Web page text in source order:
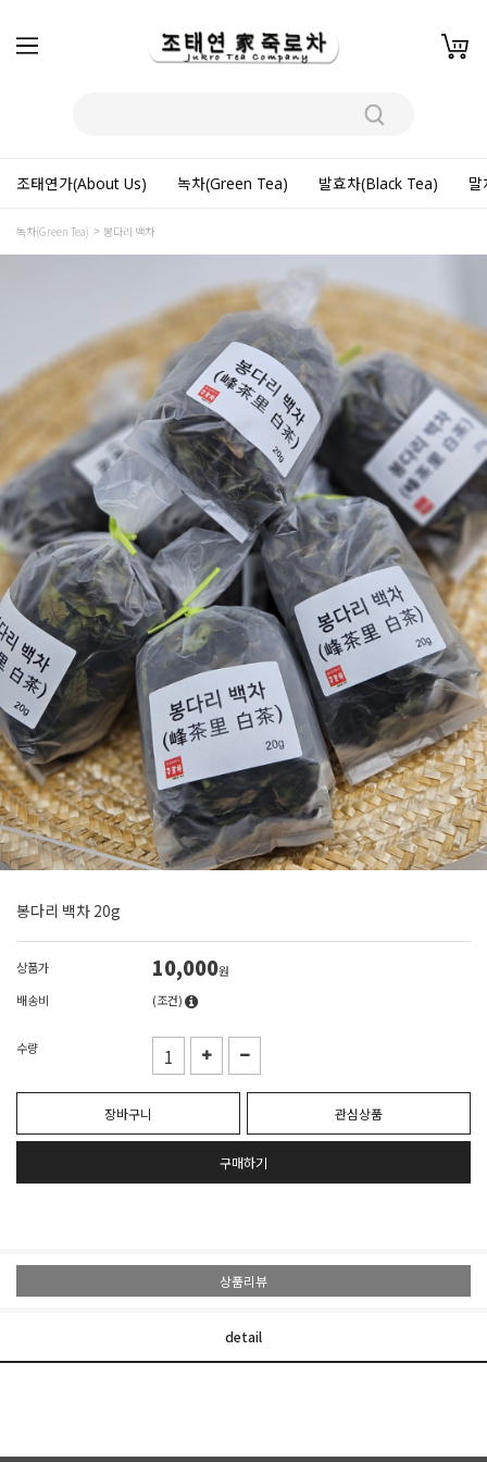
조태연가(About Us) 녹차(Green Tea) 발효차(Black Tea)
녹차(Green Tea) 봉다리 백차
봉다리 백차 20g
상품가 10,000원
배송비
(조건)
수량
장바구니 관심상품
구매하기
상품리뷰
detail